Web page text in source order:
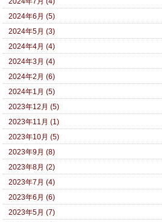
2024年6月 (5)
2024年5月 (3)
2024年4月 (4)
2024年3月 (4)
2024年2月 (6)
2024年1月 (5)
2023年12月 (5)
2023年11月 (1)
2023年10月 (5)
2023年9月 (8)
2023年8月 (2)
2023年7月 (4)
2023年6月 (6)
2023年5月 (7)